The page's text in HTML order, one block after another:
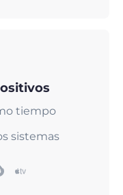
tiempo
sistemas